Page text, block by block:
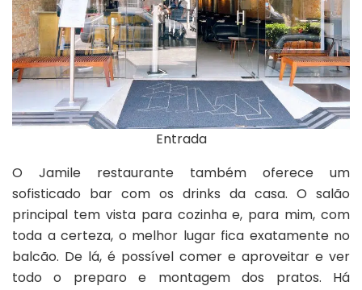
Entrada
O Jamile restaurante também oferece um
sofisticado bar com os drinks da casa. O salão
principal tem vista para cozinha e, para mim, com
toda a certeza, o melhor lugar fica exatamente no
balcão. De lá, é possível comer e aproveitar e ver
todo o preparo e montagem dos pratos. Há